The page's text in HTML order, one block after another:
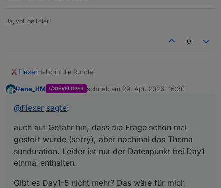
Ja, voll geil hier!
0
FlexerHallo in die Runde,
auch auf Gefahr hin, dass die Frage schon mal gestellt
Leider ist nur der Datenpunkt bei Day1 einmal enthalten.
Gibt es Day1-5 nicht mehr? Das wäre für mich
Zusätzlich steht bei mir auch nur null im DP. Log auf
Debug ist sauber. Location ist erkannt.
Viele liebe Grüße
Rene_HM DEVELOPER schrieb am 29. Apr. 2026, 16:30
zuletzt editiert von
@Flexer sagte:
auch auf Gefahr hin, dass die Frage schon mal
gestellt wurde (sorry), aber nochmal das Thema
sunduration. Leider ist nur der Datenpunkt bei Day1
einmal enthalten.
Gibt es Day1-5 nicht mehr? Das wäre für mich